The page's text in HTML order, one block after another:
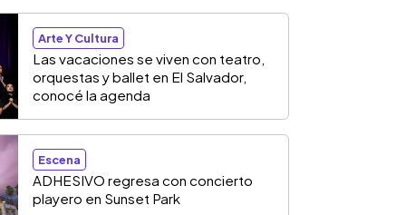
Arte Y Cultura
Las vacaciones se viven con teatro,
orquestas y ballet en El Salvador,
conocé la agenda
Escena
ADHESIVO regresa con concierto
playero en Sunset Park